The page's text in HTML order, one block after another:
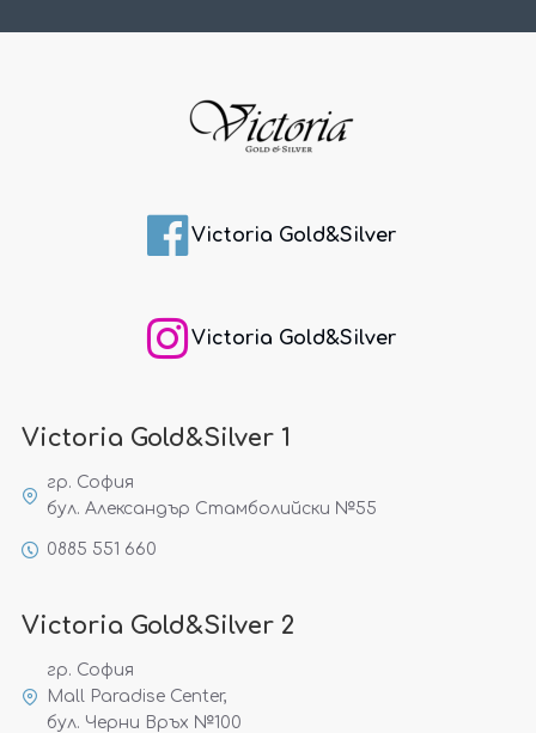
Victoria Gold&Silver
Victoria Gold&Silver
Victoria Gold&Silver 1
гр. София
бул. Александър Стамболийски №55
0885 551 660
Victoria Gold&Silver 2
гр. София
Mall Paradise Center,
бул. Черни Връх №100